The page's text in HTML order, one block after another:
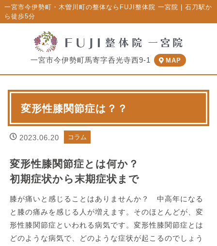
一宮市今伊勢町・木曽川町の整体ならFUJI整体院 一宮院 | 石刀駅か
ら徒歩5分
一宮市今伊勢町馬寄字呑光寺西9-1 MAP
変形性膝関節症は？？
2023.06.20 コラム
変形性膝関節症とは何か？
初期症状から末期症状まで
膝が痛いと感じることはありませんか？ 中高年になる
と膝の痛みを感じる人が増えます。そのほとんどが、変
形性膝関節症といわれる病気です。変形性膝関節症とは
どのような病気で、どのような症状が起こるのでしょう